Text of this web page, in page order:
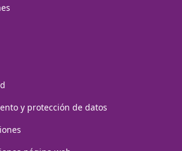
y protección de datos